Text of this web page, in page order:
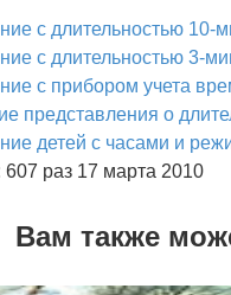
с длительностью 10-
с длительностью 3-
с прибором учета
представления о
детей с часами и
раз 17 марта 2010
Вам также